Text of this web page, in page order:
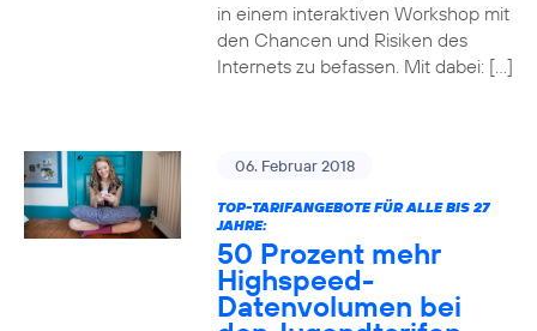
in einem interaktiven Workshop mit
den Chancen und Risiken des
Internets zu befassen. Mit dabei: […]
06. Februar 2018
TOP-TARIFANGEBOTE FÜR ALLE BIS 27
JAHRE:
50 Prozent mehr
Highspeed-
Datenvolumen bei